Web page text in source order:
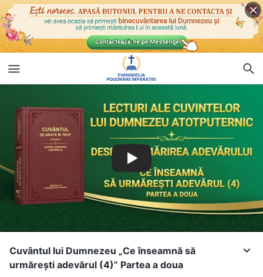
Cuvântul lui Dumnezeu „Ce înseamnă să
urmărești adevărul (4)” Partea a doua